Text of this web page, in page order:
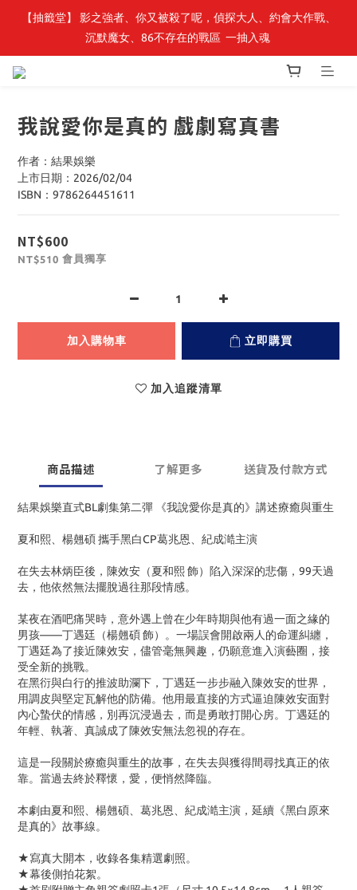
最新開賣🔥「全知讀者視角」 周邊商品
【抽籤堂】 影之強者、你又被殺了呢，偵探大人、約會大作戰、
沉默魔女、86不存在的戰區  一抽入魂
我說愛你是真的 戲劇寫真書
作者：結果娛樂
上市日期：2026/02/04
ISBN：9786264451611
NT$600
NT$510 會員獨享
加入購物車 立即購買
加入追蹤清單
商品描述 了解更多 送貨及付款方式
結果娛樂直式BL劇集第二彈 《我說愛你是真的》講述療癒與重生
夏和熙、楊翹碩 攜手黑白CP葛兆恩、紀成澔主演
在失去林炳臣後，陳效安（夏和熙 飾）陷入深深的悲傷，99天過
去，他依然無法擺脫過往那段情感。
某夜在酒吧痛哭時，意外遇上曾在少年時期與他有過一面之緣的
男孩——丁遇廷（楊翹碩 飾）。一場誤會開啟兩人的命運糾纏，
丁遇廷為了接近陳效安，儘管毫無興趣，仍願意進入演藝圈，接
受全新的挑戰。
在黑衍與白行的推波助瀾下，丁遇廷一步步融入陳效安的世界，
用調皮與堅定瓦解他的防備。他用最直接的方式逼迫陳效安面對
內心蟄伏的情感，別再沉浸過去，而是勇敢打開心房。丁遇廷的
年輕、執著、真誠成了陳效安無法忽視的存在。
這是一段關於療癒與重生的故事，在失去與獲得間尋找真正的依
靠。當過去終於釋懷，愛，便悄然降臨。
本劇由夏和熙、楊翹碩、葛兆恩、紀成澔主演，延續《黑白原來
是真的》故事線。
★寫真大開本，收錄各集精選劇照。
★幕後側拍花絮。